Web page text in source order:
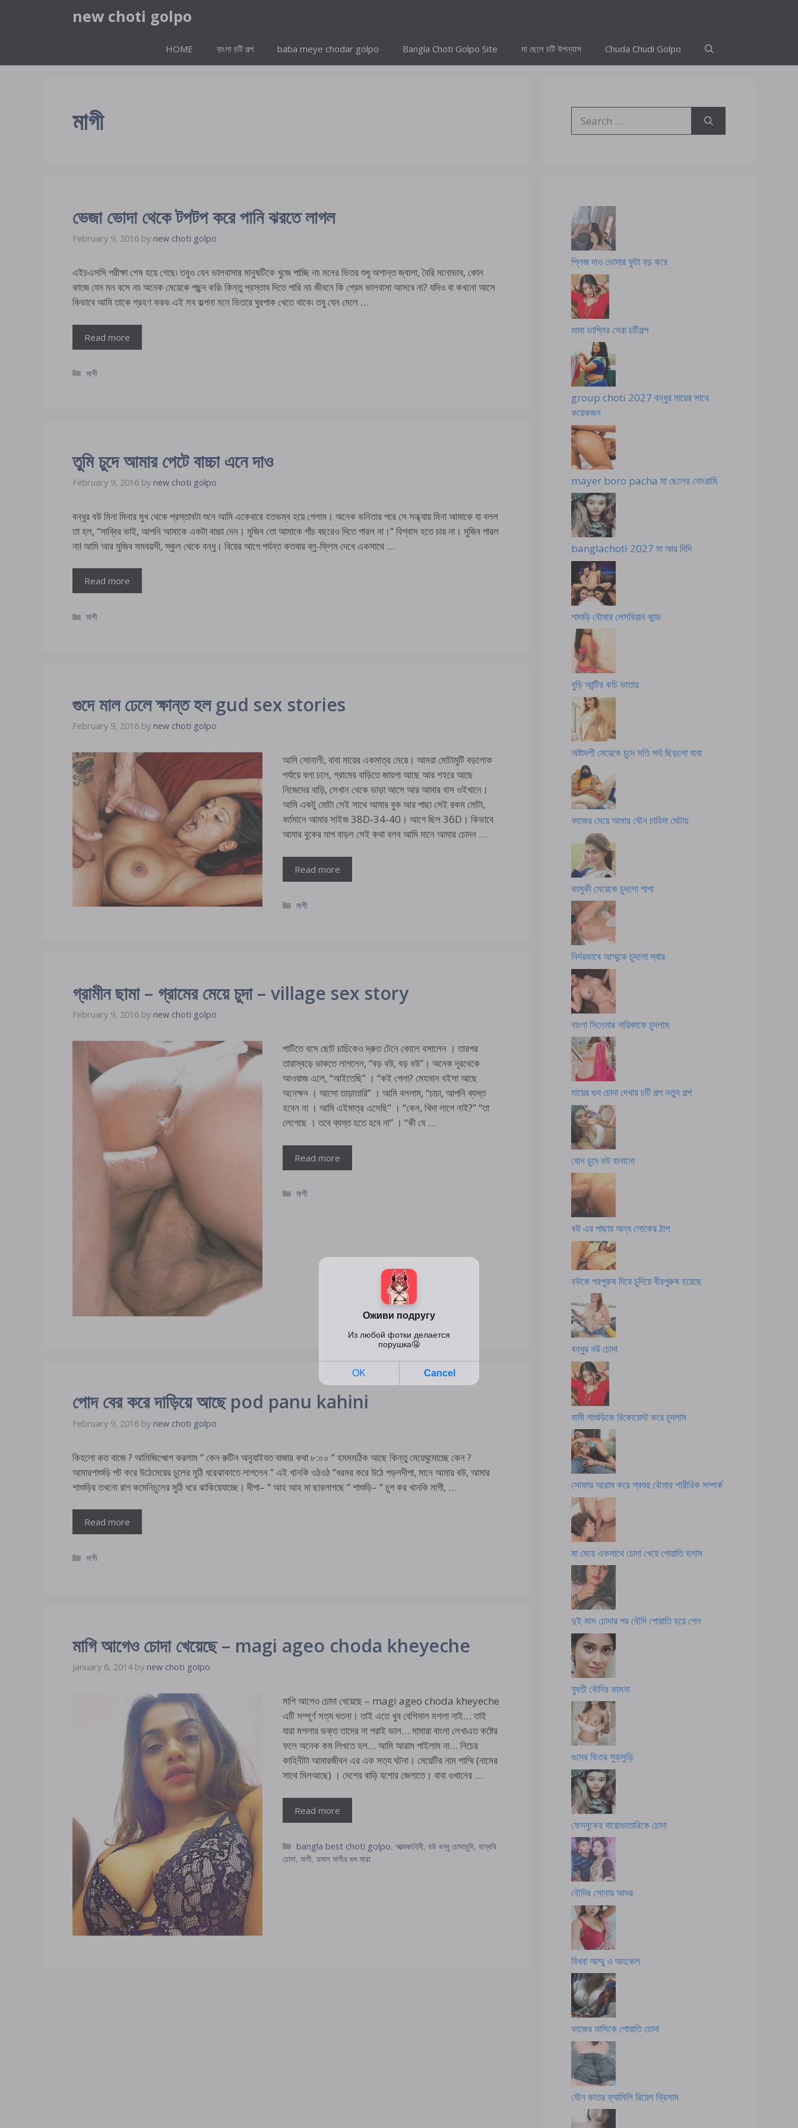
new choti golpo
HOME বাংলা চটি গল্প baba meye chodar golpo Bangla Choti Golpo Site মা ছেলে চটি উপন্যাস Chuda Chudi Golpo
মাগী
ভেজা ভোদা থেকে টপটপ করে পানি ঝরতে লাগল
February 9, 2016 by new choti golpo
এইচএসসি পরীক্ষা শেষ হয়ে গেছে৷ তবুও যেন ভালবাসার মানুষটিকে খুজে পাচ্ছি না৷ মনের ভিতর শুধু অশান্ত জ্বালা, বৈরি মনোভাব, কোন
কাজে যেন মন বসে না৷ অনেক মেয়েকে পছন্দ করি৷ কিন্তু প্রস্তাব দিতে পারি না৷ জীবনে কি প্রেম ভালবাসা আসবে না? যদিও বা কখনো আসে
কিভাবে আমি তাকে গ্রহণ করব৷ এই সব কল্পনা মনে ভিতরে ঘুরপাক খেতে থাকে৷ তবু যেন মেলে …
Read more
Categories
মাগী
তুমি চুদে আমার পেটে বাচ্চা এনে দাও
February 9, 2016 by new choti golpo
বন্ধুর বউ মিনা মিনার মুখ থেকে প্রস্তাবটা শুনে আমি একেবারে হতভম্ব হয়ে গেলাম। অনেক ভনিতার পরে সে সন্ধ্যায় মিনা আমাকে যা বলল
তা হল, “সাব্বির ভাই, আপনি আমাকে একটা বাচ্চা দেন। মুজিব তো আমাকে পাঁচ বছরেও দিতে পারল না।” বিশ্বাস হতে চায় না। মুজিব পারল
না! আমি আর মুজিব সমবয়সী, স্কুল থেকে বন্ধু। বিয়ের আগে পর্যন্ত কতবার ব্লু-ফ্লিম দেখে একসাথে …
Read more
Categories
মাগী
গুদে মাল ঢেলে ক্ষান্ত হল gud sex stories
February 9, 2016 by new choti golpo
আমি সোনালী, বাবা মায়ের একমাত্র মেয়ে। আমরা মোটামুটি বড়লোক
পর্যায়ে বলা চলে, গ্রামের বাড়িতে জায়গা আছে আর শহরে আছে
নিজেদের বাড়ি, সেখান থেকে ভাড়া আসে আর আমার বাস ওইখানে।
আমি একটু মোটা সেই সাথে আমার বুক আর পাছা সেই রকম মোটা,
বর্তমানে আমার সাইজ 38D-34-40। আগে ছিল 36D। কিভাবে
আমার বুকের মাপ বাড়ল সেই কথা বলব আমি মানে আমার চোদন …
Read more
Categories
মাগী
গ্রামীন ছামা – গ্রামের মেয়ে চুদা – village sex story
February 9, 2016 by new choti golpo
পাটিতে বসে ছোট চাচিকেও দ্রুত টেনে কোলে বসালেন । তারপর
তারাস্বড়ে ডাকতে লাগলেন, “বড় বউ, বড় বউ”। অনেক দূরথেকে
আওয়াজ এলে, “আইতেছি” । “কই গেলা? মেহমান বইসা আছে
অনেক্ষন । আসো তাড়াতারি” । আমি বললাম, “চাচা, আপনি ব্যস্ত
হবেন না । আমি এইমাত্র এসেছি” । “কেন, খিদা লাগে নাই?” “তা
লেগেছে । তবে ব্যস্ত হতে হবে না” । “কী যে …
Read more
Categories
মাগী
পোদ বের করে দাড়িয়ে আছে pod panu kahini
February 9, 2016 by new choti golpo
কিহলো কত বাজে ? আমিজিগ্গ্গেশ করলাম ” কেন রুটিন অনুযাইযত বাজার কথা ৮:০০ ” হমমমঠিক আছে কিন্তু মেয়েঘুমোচ্ছে কেন ?
আমারশাশুড়ি পট করে উঠেমেয়ের চুলের মুঠি ধরেঝাকাতে লাগলেন ” এই খানকি ওঠওঠ ”ধরমর করে উঠে পড়লদীপা, মানে আমার বউ, আমার
শাশুড়ির তখনো রাগ কমেনিচুলের মুঠি ধরে ঝাকিয়েযাচ্ছে। দীপা– ” আহ আহ মা ছারলাগছে ” শাশুড়ি– ” চুপ কর খানকি মাগী, …
Read more
Categories
মাগী
মাগি আগেও চোদা খেয়েছে – magi ageo choda kheyeche
January 6, 2014 by new choti golpo
মাগি আগেও চোদা খেয়েছে – magi ageo choda kheyeche
এটি সম্পূর্ণ সত্য ঘতনা। তাই এতে খুব বেশিমাল মশলা নাই… তাই
যারা মশলার ভক্ত তাদের না পরাই ভাল… মামারা বাংলা লেখাএত কষ্টের
ফলে অনেক কম লিখতে হল… আমি আরাম পাইলাম না… নিচের
কাহিনীটা আমারজীবন এর এক সত্য ঘটনা। মেয়েটির নাম শাম্মি (নামের
সাথে মিলআছে) । দেশের বাড়ি যশোর জেলাতে। বাবা ওখানের …
Read more
Categories
bangla best choti golpo,আত্মকাহিনী,বউ বন্ধু চোদাচুদি,বান্ধবি
চোদা, মাগী, রসাল মাগীর গুদ মারা
for:
প্লিজ দাও ভোদার ফুটা বড় করে
মামা ভাগ্নির সেরা চটিগল্প
group choti 2027 বন্ধুর মায়ের সাথে
কয়েকজন
mayer boro pacha মা ছেলের নোংরামি
banglachoti 2027 মা আর দিদি
শাশুড়ি বৌমার লেসবিয়ান কান্ড
বুড়ি আন্টির কচি ভাতার
অষ্টাদশী মেয়েকে চুদে সতি পর্দা ছিড়লো বাবা
কাজের মেয়ে আমার যৌন চাহিদা মেটায়
কামুকী মেয়েকে চুদলো পাপা
নির্দয়ভাবে আম্মুকে চুদলো স্যার
বাংলা সিনেমার নায়িকাকে চুদলাম
মায়ের গুদ চোদা দেখার চটি গল্প নতুন গল্প
বোন চুদে বউ বানানো
বউ এর পাছায় অন্য লোকের ঠাপ
বউকে পরপুরুষ দিয়ে চুদিয়ে বীরপুরুষ হয়েছে
বন্ধুর বউ চোদা
মামী শাশুড়িকে রিকোয়েস্ট করে চুদলাম
সোফায় আরাম করে শ্বশুর বৌমার শারীরিক সম্পর্ক
মা মেয়ে একসাথে চোদা খেয়ে পোয়াতি হলাম
দুই মাস চোদার পর বৌদি পোয়াতি হয়ে গেল
যুবতী বৌদির কামনা
গুদের ভিতর সুড়সুড়ি
ফেসবুকের বারোভাতারিকে চোদা
বৌদির সোনায় আদর
বিধবা আম্মু ও আংকেল
কাজের মাসিকে পোয়াতি চোদা
যৌন কাতর ফ্যামিলি রিয়েল থ্রিসাম